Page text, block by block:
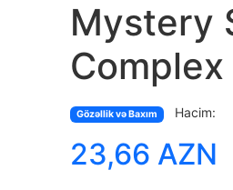
Mystery
Gözəllik və Baxım Hacim:
23,66 AZN